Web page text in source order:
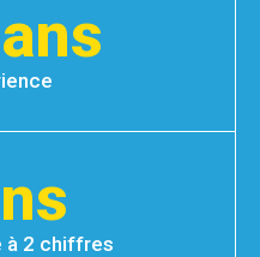
ans
à 2 chiffres